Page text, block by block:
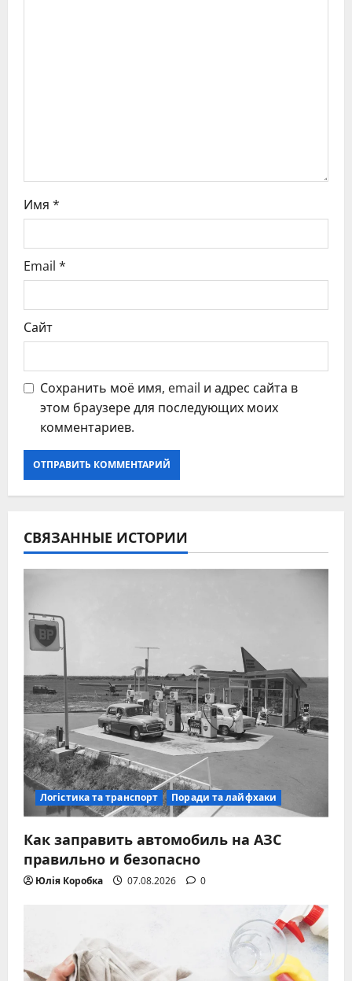
и
с
я
м
Имя *
Email *
Сайт
Сохранить моё имя, email и адрес сайта в
этом браузере для последующих моих
комментариев.
СВЯЗАННЫЕ ИСТОРИИ
Логістика та транспорт Поради та лайфхаки
Как заправить автомобиль на АЗС
правильно и безопасно
Юлія Коробка 07.08.2026 0